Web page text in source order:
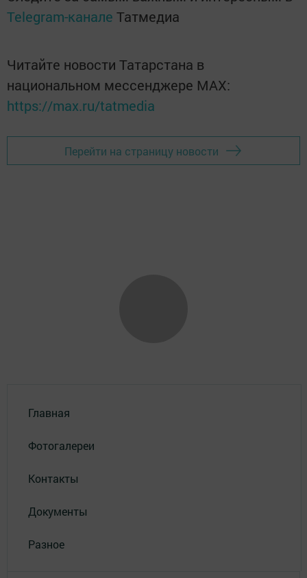
Telegram-канале Татмедиа
Читайте новости Татарстана в
национальном мессенджере MАХ:
https://max.ru/tatmedia
Перейти на страницу новости
Главная
Фотогалереи
Контакты
Документы
Разное